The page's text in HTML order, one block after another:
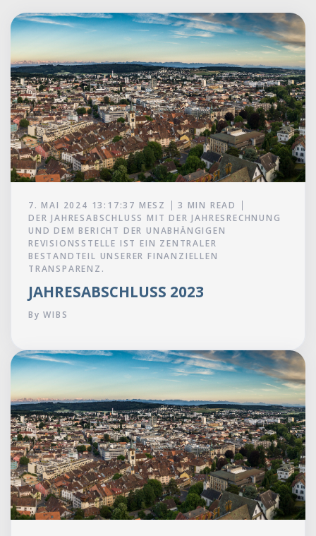
7. MAI 2024 13:17:37 MESZ
3 MIN READ
DER JAHRESABSCHLUSS MIT DER JAHRESRECHNUNG
UND DEM BERICHT DER UNABHÄNGIGEN
REVISIONSSTELLE IST EIN ZENTRALER
BESTANDTEIL UNSERER FINANZIELLEN
TRANSPARENZ.
JAHRES­ABSCHLUSS 2023
ByWIBS